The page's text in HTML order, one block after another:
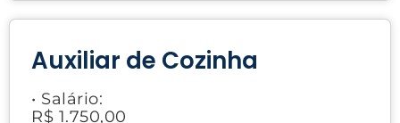
Auxiliar de Cozinha
• Salário:
R$ 1.750,00